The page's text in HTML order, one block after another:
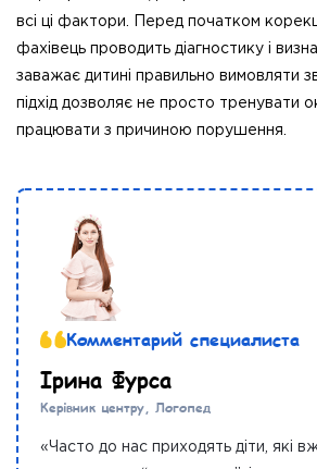
всі ці фактори. Перед початком
фахівець проводить діагностику і
заважає дитині правильно вимовляти
підхід дозволяє не просто тренувати
працювати з причиною порушення.
Комментарий специалиста
Ірина Фурса
Керівник центру, Логопед
«Часто до нас приходять діти, які